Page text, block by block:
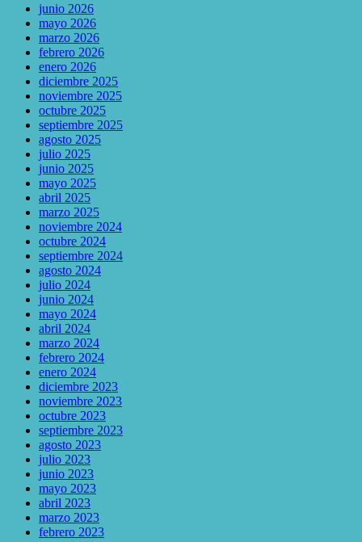
junio 2026
mayo 2026
marzo 2026
febrero 2026
enero 2026
diciembre 2025
noviembre 2025
octubre 2025
septiembre 2025
agosto 2025
julio 2025
junio 2025
mayo 2025
abril 2025
marzo 2025
noviembre 2024
octubre 2024
septiembre 2024
agosto 2024
julio 2024
junio 2024
mayo 2024
abril 2024
marzo 2024
febrero 2024
enero 2024
diciembre 2023
noviembre 2023
octubre 2023
septiembre 2023
agosto 2023
julio 2023
junio 2023
mayo 2023
abril 2023
marzo 2023
febrero 2023